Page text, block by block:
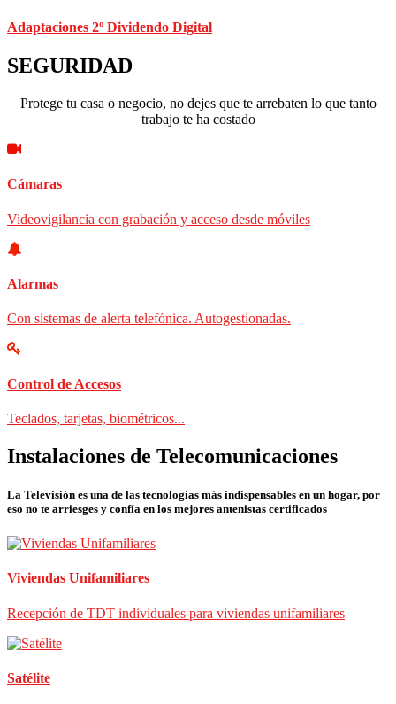
Adaptaciones 2º Dividendo Digital
SEGURIDAD
Protege tu casa o negocio, no dejes que te arrebaten lo que tanto
trabajo te ha costado
Cámaras
Videovigilancia con grabación y acceso desde móviles
Alarmas
Con sistemas de alerta telefónica. Autogestionadas.
Control de Accesos
Teclados, tarjetas, biométricos...
Instalaciones de Telecomunicaciones
La Televisión es una de las tecnologías más indispensables en un hogar, por
eso no te arriesges y confía en los mejores antenistas certificados
Viviendas Unifamiliares
Recepción de TDT individuales para viviendas unifamiliares
Satélite